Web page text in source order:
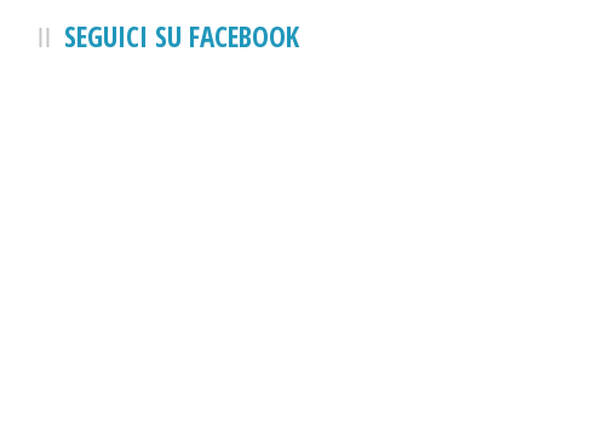
SEGUICI SU FACEBOOK